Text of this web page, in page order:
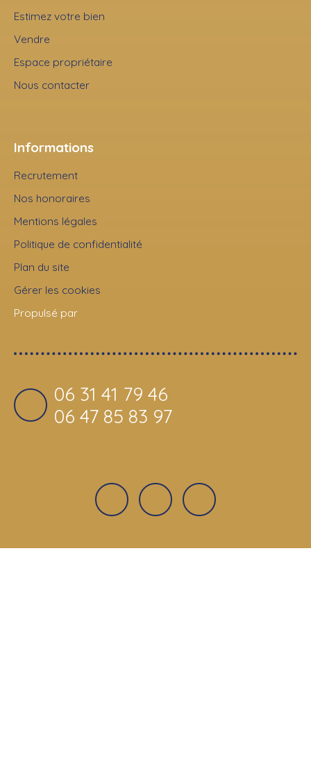
Estimez votre bien
Vendre
Espace propriétaire
Nous contacter
Informations
Recrutement
Nos honoraires
Mentions légales
Politique de confidentialité
Plan du site
Gérer les cookies
Propulsé par
06 31 41 79 46
06 47 85 83 97